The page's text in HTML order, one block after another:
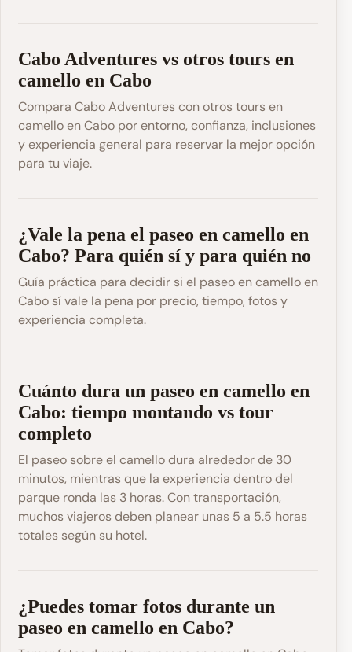
Cabo Adventures vs otros tours en
camello en Cabo
Compara Cabo Adventures con otros tours en
camello en Cabo por entorno, confianza, inclusiones
y experiencia general para reservar la mejor opción
para tu viaje.
¿Vale la pena el paseo en camello en
Cabo? Para quién sí y para quién no
Guía práctica para decidir si el paseo en camello en
Cabo sí vale la pena por precio, tiempo, fotos y
experiencia completa.
Cuánto dura un paseo en camello en
Cabo: tiempo montando vs tour
completo
El paseo sobre el camello dura alrededor de 30
minutos, mientras que la experiencia dentro del
parque ronda las 3 horas. Con transportación,
muchos viajeros deben planear unas 5 a 5.5 horas
totales según su hotel.
¿Puedes tomar fotos durante un
paseo en camello en Cabo?